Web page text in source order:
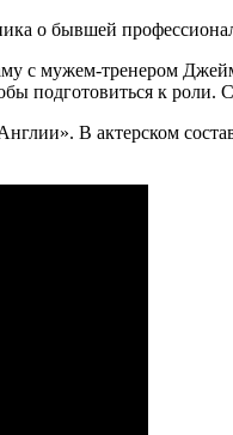
о бывшей
с мужем-тренером
подготовиться к роли.
В актерском